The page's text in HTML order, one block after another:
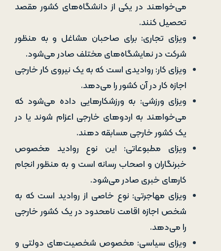
می‌خواهند در یکی از دانشگاه‌های کشور مقصد
تحصیل کنند.
ویزای تجاری: برای صاحبان مشاغل و به منظور
شرکت در نمایشگاه‌های مختلف صادر می‌شود.
ویزای کار: روادیدی است که به یک نیروی کار خارجی
اجازه کار در آن کشور را می‌دهد.
ویزای ورزشی: به ورزشکارهایی داده می‌شود که
می‌خواهند به اردوهای خارجی اعزام شوند یا در
یک کشور خارجی مسابقه دهند.
ویزای مطبوعاتی: این نوع روادید مخصوص
خبرنگاران و اصحاب رسانه است و به منظور انجام
کارهای خبری صادر می‌شود.
ویزای مهاجرتی: نوع خاصی از روادید است که به
شخص اجازه اقامت نامحدود در یک کشور خارجی
را می‌دهد.
ویزای سیاسی: مخصوص شخصیت‌های دولتی و